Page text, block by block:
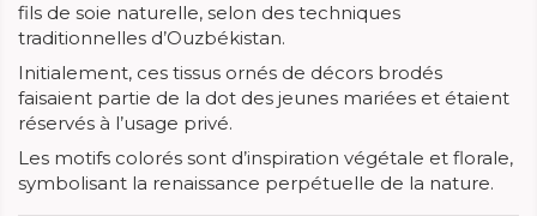
fils de soie naturelle, selon des techniques
traditionnelles d’Ouzbékistan.
Initialement, ces tissus ornés de décors brodés
faisaient partie de la dot des jeunes mariées et étaient
réservés à l’usage privé.
Les motifs colorés sont d’inspiration végétale et florale,
symbolisant la renaissance perpétuelle de la nature.